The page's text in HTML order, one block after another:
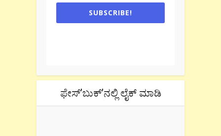
SUBSCRIBE!
ಫೇಸ್’ಬುಕ್’ನಲ್ಲಿ ಲೈಕ್ ಮಾಡಿ